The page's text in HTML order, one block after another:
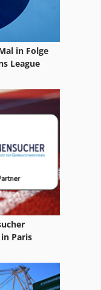
in Folge
League
Paris